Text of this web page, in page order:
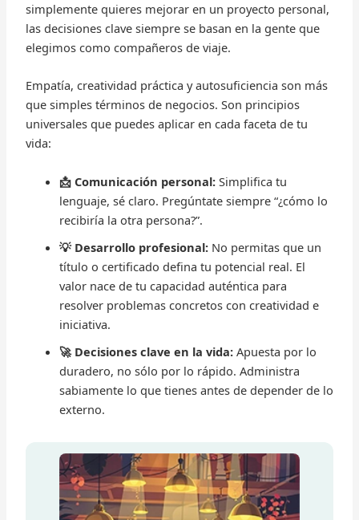
simplemente quieres mejorar en un proyecto personal,
las decisiones clave siempre se basan en la gente que
elegimos como compañeros de viaje.
Empatía, creatividad práctica y autosuficiencia son más
que simples términos de negocios. Son principios
universales que puedes aplicar en cada faceta de tu
vida:
📩 Comunicación personal:Simplifica tu
lenguaje, sé claro. Pregúntate siempre “¿cómo lo
recibiría la otra persona?”.
💡 Desarrollo profesional:No permitas que un
título o certificado defina tu potencial real. El
valor nace de tu capacidad auténtica para
resolver problemas concretos con creatividad e
iniciativa.
🚀 Decisiones clave en la vida:Apuesta por lo
duradero, no sólo por lo rápido. Administra
sabiamente lo que tienes antes de depender de lo
externo.